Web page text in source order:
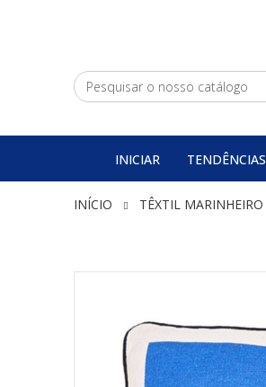
INICIAR TENDÊNCIAS
INÍCIO TÊXTIL MARINHEIRO